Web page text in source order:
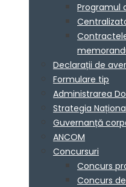
Programul
Declarații de
Formulare tip
Administrarea
Strategia
Guvernanță
ANCOM
Concursuri
Concurs
Concurs